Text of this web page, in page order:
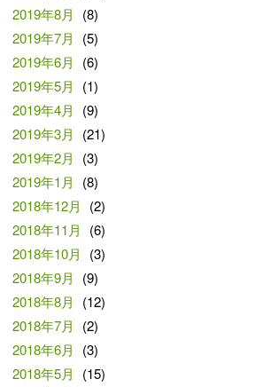
2019年8月
(8)
2019年7月
(5)
2019年6月
(6)
2019年5月
(1)
2019年4月
(9)
2019年3月
(21)
2019年2月
(3)
2019年1月
(8)
2018年12月
(2)
2018年11月
(6)
2018年10月
(3)
2018年9月
(9)
2018年8月
(12)
2018年7月
(2)
2018年6月
(3)
2018年5月
(15)